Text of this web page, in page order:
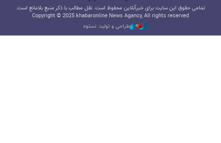
تمامی حقوق این سایت برای خبرآنلاین محفوظ است. نقل مطالب با ذکر منبع بلامانع است.
Copyright © 2025 khabaronline News Agancy, All rights reserved
طراحی و تولید: نستوه